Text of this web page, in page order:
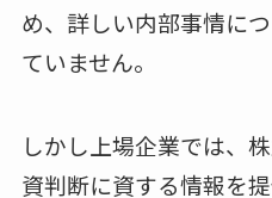
め、詳しい内部事情に
ていません。
しかし上場企業では、
資判断に資する情報を